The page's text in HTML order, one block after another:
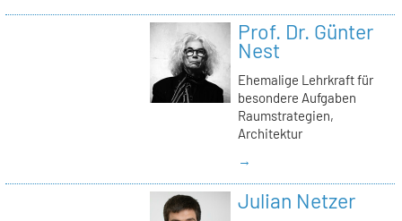
Prof. Dr. Günter
Nest
Ehemalige Lehrkraft für
besondere Aufgaben
Raumstrategien,
Architektur
→
Julian Netzer